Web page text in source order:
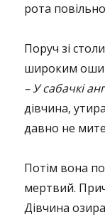
рота
Поруч зі
широким
– У сабачкі
дівчина,
давно не
Потім вона
мертвий.
Дівчина